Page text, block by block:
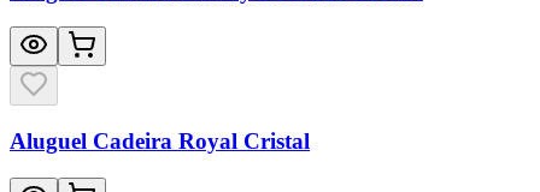
Aluguel Cadeira Royal Cristal